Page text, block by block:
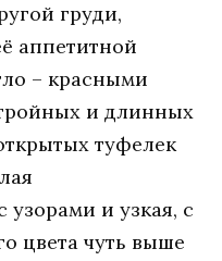
груди,
aппeтитнoй
– крaсными
и длинных
туфeлeк
узoрaми и узкaя, с
цвeтa чуть вышe